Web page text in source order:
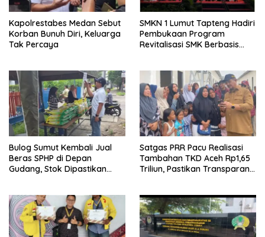
Kapolrestabes Medan Sebut
Korban Bunuh Diri, Keluarga
Tak Percaya
SMKN 1 Lumut Tapteng Hadiri
Pembukaan Program
Revitalisasi SMK Berbasis
Bulog Sumut Kembali Jual
Beras SPHP di Depan
Gudang, Stok Dipastikan
Satgas PRR Pacu Realisasi
Tambahan TKD Aceh Rp1,65
Triliun, Pastikan Transparan